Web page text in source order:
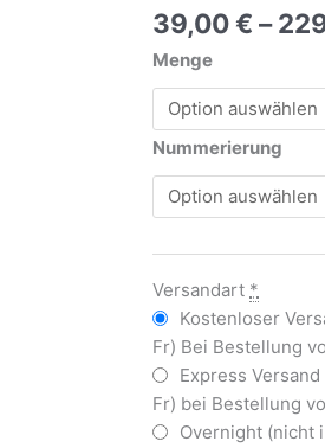
39,00€ –
Menge
Nummerierung
Versandart *
Kostenloser
Fr) Bei Bestellung
Express
Fr) bei Bestellung
Overnight (nicht
Menge